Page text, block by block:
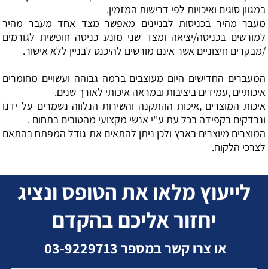
במגוון סוגים ואיכויות לפי דרישות המזמין.
מעבר מהיר בכניסות לבניינים מאפשר מצד אחד מעבר מהיר
למורשים בכניסה/יציאה ומצד שני מונע כניסה חופשית לגורמים
/מבקרים חיצוניים אשר אינם מורשים להיכנס לבניין ללא אישור.
המעברים החדישים היום מעוצבים ברמה גבוהה ועשויים מחומרים
איכותיים ,עמידים ביציבות ובמראה איכותי לאורך שנים.
איכות המוצרים ,איכות ההתקנה והשירות הנלווה נשמרים על ידנו
ונבדקים בקפידה בכל עת ע''י אנשי מקצועי מהטובים בתחום .
המוצרים מיוצרים בארץ ולכן ניתן להתאים את גודל המפתח בהתאם
לצרכי הלקוח.
לייעוץ מלאו את הטופס ונציג
יחזור אליכם בהקדם
או צרו קשר במספר03-9229713